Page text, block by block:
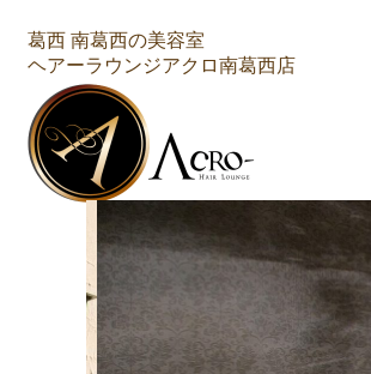
葛西 南葛西の美容室
ヘアーラウンジアクロ南葛西店